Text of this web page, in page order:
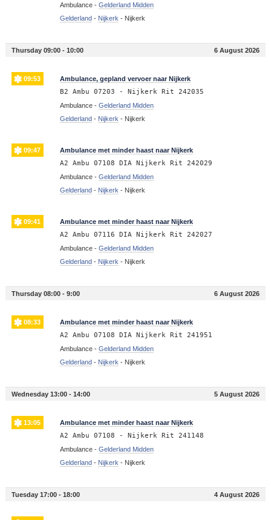
Ambulance - Gelderland Midden
Gelderland- Nijkerk - Nijkerk
Thursday 09:00 - 10:00 6 August 2026
09:53 Ambulance, gepland vervoer naar Nijkerk
B2 Ambu 07203 - Nijkerk Rit 242035
Ambulance - Gelderland Midden
Gelderland- Nijkerk - Nijkerk
09:47 Ambulance met minder haast naar Nijkerk
A2 Ambu 07108 DIA Nijkerk Rit 242029
Ambulance - Gelderland Midden
Gelderland- Nijkerk - Nijkerk
09:41 Ambulance met minder haast naar Nijkerk
A2 Ambu 07116 DIA Nijkerk Rit 242027
Ambulance - Gelderland Midden
Gelderland- Nijkerk - Nijkerk
Thursday 08:00 - 9:00 6 August 2026
08:33 Ambulance met minder haast naar Nijkerk
A2 Ambu 07108 DIA Nijkerk Rit 241951
Ambulance - Gelderland Midden
Gelderland- Nijkerk - Nijkerk
Wednesday 13:00 - 14:00 5 August 2026
13:05 Ambulance met minder haast naar Nijkerk
A2 Ambu 07108 - Nijkerk Rit 241148
Ambulance - Gelderland Midden
Gelderland- Nijkerk - Nijkerk
Tuesday 17:00 - 18:00 4 August 2026